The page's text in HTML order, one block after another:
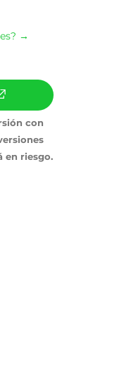
→
con
en riesgo.